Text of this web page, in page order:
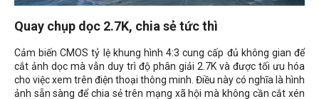
Quay chụp dọc 2.7K, chia sẻ tức thì
Cảm biến CMOS tỷ lệ khung hình 4:3 cung cấp đủ không gian để
cắt ảnh dọc mà vẫn duy trì độ phân giải 2.7K và được tối ưu hóa
cho việc xem trên điện thoại thông minh. Điều này có nghĩa là hình
ảnh sẵn sàng để chia sẻ trên mạng xã hội mà không cần cắt xén